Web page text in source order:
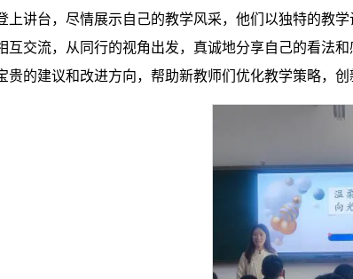
上讲台，尽情展示自己的教学风采，他们以独特的教
互交流，从同行的视角出发，真诚地分享自己的看法
贵的建议和改进方向，帮助新教师们优化教学策略，创